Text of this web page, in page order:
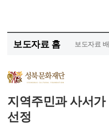
보도자료 홈 보도자료
지역주민과 사서가
선정